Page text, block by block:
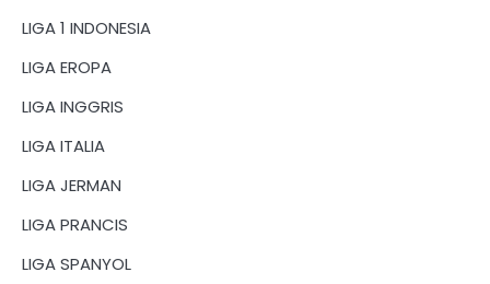
LIGA 1 INDONESIA
LIGA EROPA
LIGA INGGRIS
LIGA ITALIA
LIGA JERMAN
LIGA PRANCIS
LIGA SPANYOL